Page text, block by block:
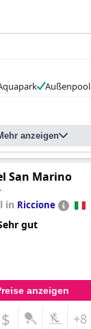
Außenpool
anzeigen
San Marino
in Riccione
gut
anzeigen
$ +8